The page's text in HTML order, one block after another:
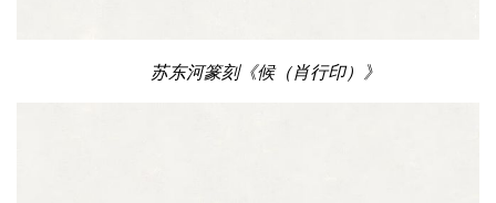
苏东河篆刻《候（肖行印）》